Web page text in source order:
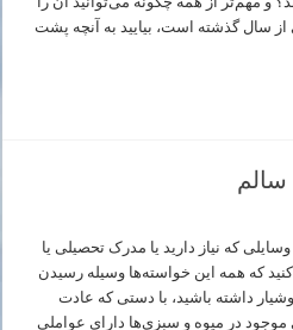
از سال گذشته است، بیایید به آنچه پشت
که نیاز دارید یا مدرک تحصیلی یا
که همه این خواسته‌ها وسیله رسیدن
داشته باشید، با دستی که عادت
موجود در میوه و سبزی‌ها دارای عواملی